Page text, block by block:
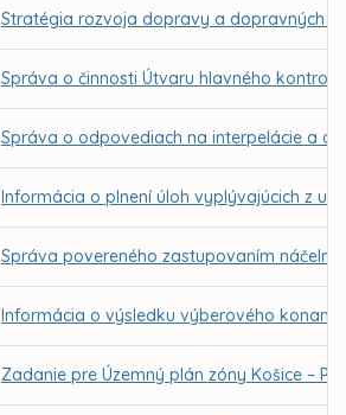
Stratégia rozvoja dopravy a dopravných
Správa o činnosti Útvaru hlavného
Správa o odpovediach na interpelácie a
Informácia o plnení úloh vyplývajúcich z
Správa povereného zastupovaním
Informácia o výsledku výberového
Zadanie pre Územný plán zóny Košice –